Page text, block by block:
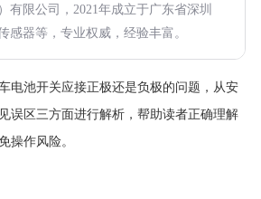
有限公司，2021年成立于广东省深圳
感器等，专业权威，经验丰富。
电池开关应接正极还是负极的问题，从安
误区三方面进行解析，帮助读者正确理解
操作风险。